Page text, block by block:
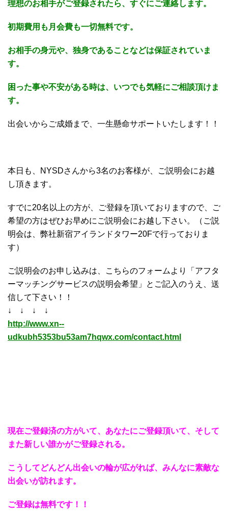
理想のお相手がご登録されたら、すぐにご連絡します。
初期費用も月会費も一切無料です。
お相手の身元や、独身であることなどは保証されていま
す。
困った事や不安がある時は、いつでも気軽にご相談頂けま
す。
出会いからご成婚まで、一生懸命サポートいたします！！
本日も、NYSDさんから3名のお客様が、ご説明会にお越
し頂きます。
すでに20名以上の方が、ご登録を頂いておりますので、ご
希望の方はぜひお早めにご説明会にお越し下さい。（ご説
明会は、弊社新宿アイランドタワー20Fで行っておりま
す）
ご説明会のお申し込みは、こちらのフォームより「アフタ
ーマッチングサービスの説明会希望」とご記入のうえ、送
信して下さい！！
↓ ↓ ↓ ↓
http://www.xn--
udkubh5353bu53am7hqwx.com/contact.html
現在ご登録済の方がいて、あなたにご登録頂いて、そして
また新しい誰かがご登録される。
こうしてどんどん出会いの輪が広がれば、みんなに素敵な
出会いが訪れます。
ご登録は無料です！！